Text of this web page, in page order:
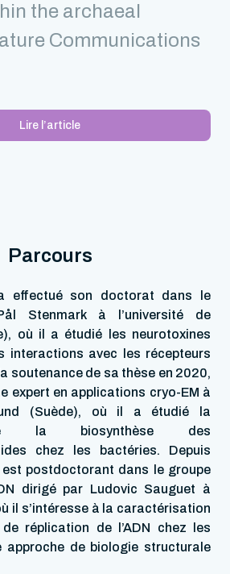
the archaeal
Communications
Lire l’article
Parcours
effectué son doctorat dans le
Stenmark à l’université de
où il a étudié les neurotoxines
interactions avec les récepteurs
soutenance de sa thèse en 2020,
expert en applications cryo-EM à
(Suède), où il a étudié la
la biosynthèse des
chez les bactéries. Depuis
est postdoctorant dans le groupe
dirigé par Ludovic Sauguet à
il s’intéresse à la caractérisation
réplication de l’ADN chez les
approche de biologie structurale